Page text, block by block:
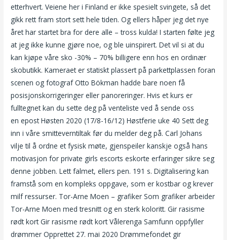
etterhvert. Veiene her i Finland er ikke spesielt svingete, så det
gikk rett fram stort sett hele tiden. Og ellers håper jeg det nye
året har startet bra for dere alle – tross kulda! I starten følte jeg
at jeg ikke kunne gjøre noe, og ble uinspirert. Det vil si at du
kan kjøpe våre sko -30% – 70% billigere enn hos en ordinær
skobutikk. Kameraet er statiskt plassert på parkettplassen foran
scenen og fotograf Otto Bökman hadde bare noen få
posisjonskorrigeringer eller panoreringer. Hvis et kurs er
fulltegnet kan du sette deg på venteliste ved å sende oss
en epost Høsten 2020 (17/8-16/12) Høstferie uke 40 Sett deg
inn i våre smitteverntiltak før du melder deg på. Carl Johans
vilje til å ordne et fysisk møte, gjenspeiler kanskje også hans
motivasjon for private girls escorts eskorte erfaringer sikre seg
denne jobben. Lett falmet, ellers pen. 191 s. Digitalisering kan
framstå som en kompleks oppgave, som er kostbar og krever
milf ressurser. Tor-Arne Moen – grafiker Som grafiker arbeider
Tor-Arne Moen med tresnitt og en sterk koloritt. Gir rasisme
rødt kort Gir rasisme rødt kort Vålerenga Samfunn oppfyller
drømmer Opprettet 27. mai 2020 Drømmefondet gir